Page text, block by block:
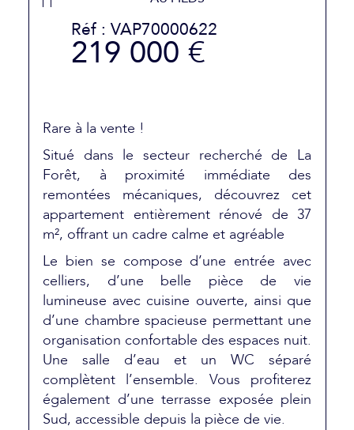
Réf : VAP70000622
219 000 €
Rare à la vente !
Situé dans le secteur recherché de La
Forêt, à proximité immédiate des
remontées mécaniques, découvrez cet
appartement entièrement rénové de 37
m², offrant un cadre calme et agréable
Le bien se compose d’une entrée avec
celliers, d’une belle pièce de vie
lumineuse avec cuisine ouverte, ainsi que
d’une chambre spacieuse permettant une
organisation confortable des espaces nuit.
Une salle d’eau et un WC séparé
complètent l’ensemble. Vous profiterez
également d’une terrasse exposée plein
Sud, accessible depuis la pièce de vie.